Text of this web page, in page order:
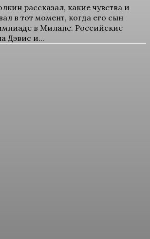
рассказал, какие чувства и
в тот момент, когда его сын
в Милане. Российские
Дэвис и...